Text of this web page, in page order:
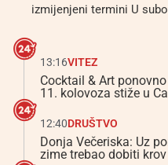
izmijenjeni termini U
13:16VITEZ
Cocktail & Art
11. kolovoza stiže u
12:40DRUŠTVO
Donja Večeriska: Uz
zime trebao dobiti krov